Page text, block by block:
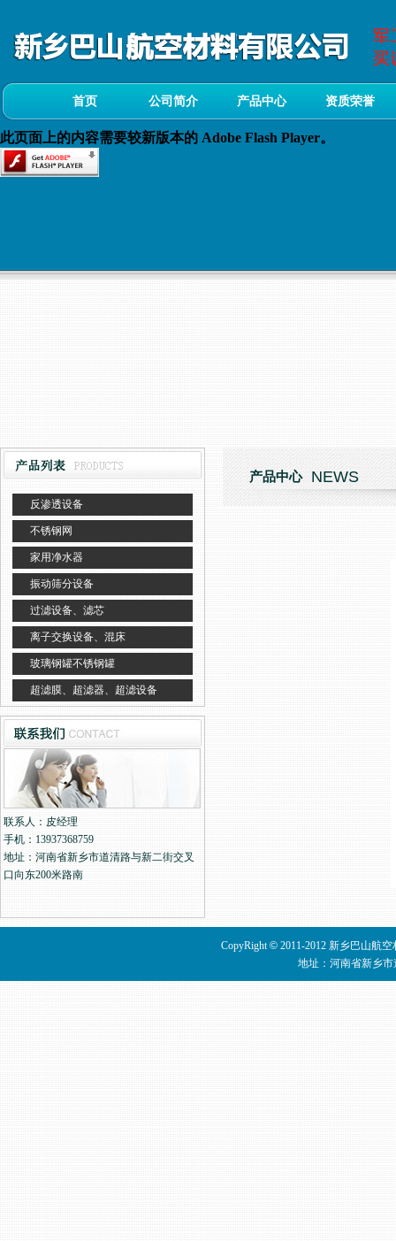
首页 公司简介 产品中心 资质荣誉
此页面上的内容需要较新版本的 Adobe Flash Player。
反渗透设备
不锈钢网
家用净水器
振动筛分设备
过滤设备、滤芯
离子交换设备、混床
玻璃钢罐不锈钢罐
超滤膜、超滤器、超滤设备
联系人：皮经理
手机：13937368759
地址：河南省新乡市道清路与新二街交叉
口向东200米路南
产品中心 NEWS
CopyRight©2011-2012 新乡巴山航
地址：河南省新乡